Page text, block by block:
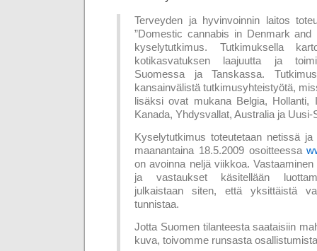
Terveyden ja hyvinvoinnin laitos
”Domestic cannabis in Denmark and
kyselytutkimus. Tutkimuksella
kotikasvatuksen laajuutta ja
Suomessa ja Tanskassa.
kansainvälistä tutkimusyhteistyötä,
lisäksi ovat mukana Belgia, Hollanti,
Kanada, Yhdysvallat, Australia ja Uusi-
Kyselytutkimus toteutetaan netissä
maanantaina 18.5.2009 osoitteessa
on avoinna neljä viikkoa.
ja vastaukset käsitellään
julkaistaan siten, että yksittäistä
tunnistaa.
Jotta Suomen tilanteesta saataisiin
kuva, toivomme runsasta